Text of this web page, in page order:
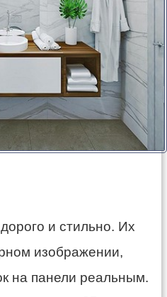
и стильно. Их
изображении,
на панели реальным.